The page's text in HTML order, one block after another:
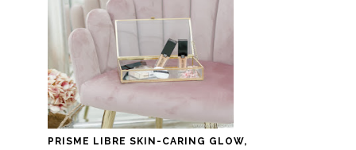
PRISME LIBRE SKIN-CARING GLOW,